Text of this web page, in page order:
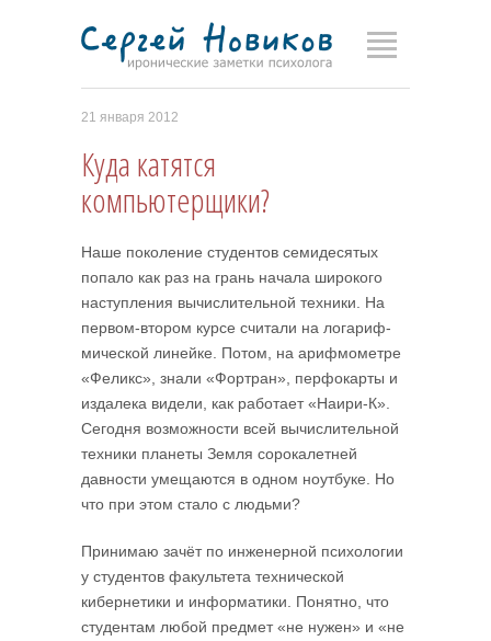
21 января 2012
Куда катятся
компьютерщики?
Наше поколение студентов семидесятых
попало как раз на грань начала широкого
наступления вычислительной техники. На
первом-втором курсе считали на логариф­
мической линейке. Потом, на арифмометре
«Феликс», знали «Фортран», перфокарты и
издалека видели, как работает «Наири-К».
Сегодня возможности всей вычислительной
техники планеты Земля сорокалетней
давности умещаются в одном ноутбуке. Но
что при этом стало с людьми?
Принимаю зачёт по инженерной психологии
у студентов факультета технической
киберне­тики и информатики. Понятно, что
студентам любой предмет «не нужен» и «не